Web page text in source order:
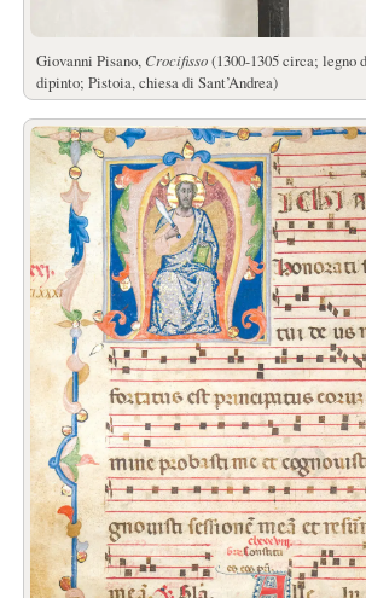
Giovanni Pisano, Crocifisso(1300-1305 circa; legno
dipinto; Pistoia, chiesa di Sant’Andrea)